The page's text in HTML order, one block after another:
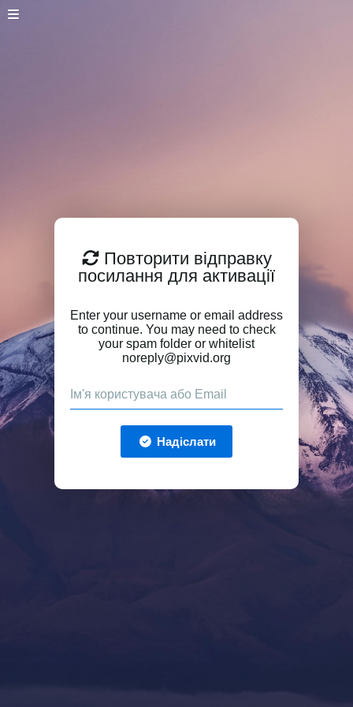
Повторити відправку
посилання для активації
Enter your username or email address
to continue. You may need to check
your spam folder or whitelist
noreply@pixvid.org
Надіслати